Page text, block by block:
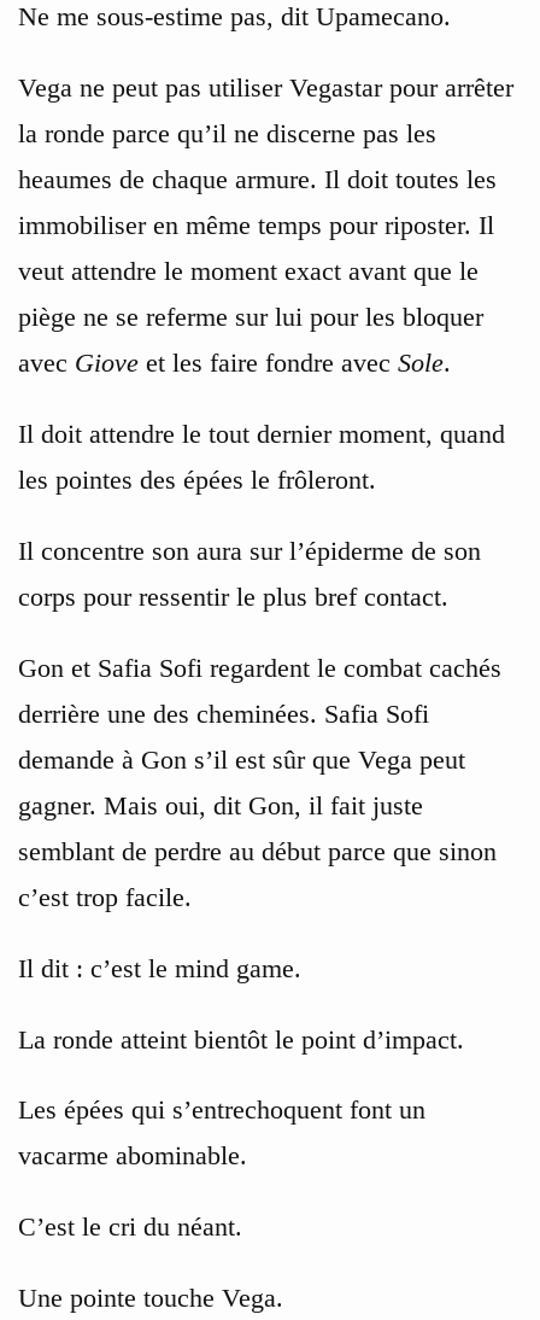
Ne me sous-estime pas, dit Upamecano.
Vega ne peut pas utiliser Vegastar pour arrêter
la ronde parce qu’il ne discerne pas les
heaumes de chaque armure. Il doit toutes les
immobiliser en même temps pour riposter. Il
veut attendre le moment exact avant que le
piège ne se referme sur lui pour les bloquer
avec Giove et les faire fondre avec Sole.
Il doit attendre le tout dernier moment, quand
les pointes des épées le frôleront.
Il concentre son aura sur l’épiderme de son
corps pour ressentir le plus bref contact.
Gon et Safia Sofi regardent le combat cachés
derrière une des cheminées. Safia Sofi
demande à Gon s’il est sûr que Vega peut
gagner. Mais oui, dit Gon, il fait juste
semblant de perdre au début parce que sinon
c’est trop facile.
Il dit : c’est le mind game.
La ronde atteint bientôt le point d’impact.
Les épées qui s’entrechoquent font un
vacarme abominable.
C’est le cri du néant.
Une pointe touche Vega.